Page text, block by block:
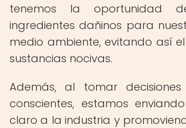
tenemos la oportunidad
ingredientes dañinos para
medio ambiente, evitando así
sustancias nocivas.
Además, al tomar
conscientes, estamos
claro a la industria y